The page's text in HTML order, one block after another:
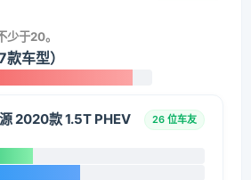
少于20。
车型）
2020款 1.5T PHEV
26 位车友